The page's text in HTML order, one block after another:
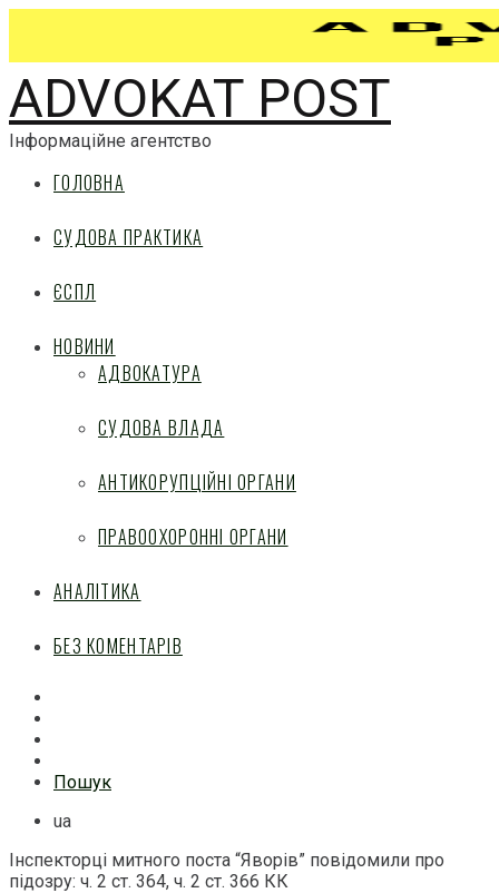
ADVOKAT POST
Інформаційне агентство
ГОЛОВНА
СУДОВА ПРАКТИКА
ЄСПЛ
НОВИНИ
АДВОКАТУРА
СУДОВА ВЛАДА
АНТИКОРУПЦІЙНІ ОРГАНИ
ПРАВООХОРОННІ ОРГАНИ
АНАЛІТИКА
БЕЗ КОМЕНТАРІВ
Пошук
ua
Інспекторці митного поста “Яворів” повідомили про
підозру: ч. 2 ст. 364, ч. 2 ст. 366 КК